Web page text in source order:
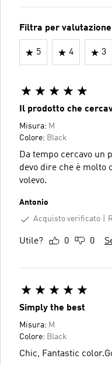
Filtra per valutazione
5 4 3
Il prodotto che
Misura: M
Colore: Black
Da tempo cercavo un
devo dire che è molto
volevo.
Antonio
Acquisto verificato
Utile? 0 0
Simply the best
Misura: M
Colore: Black
Chic, Fantastic